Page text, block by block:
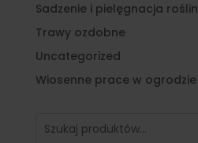
Sadzenie i pielęgnacja roślin
Trawy ozdobne
Uncategorized
Wiosenne prace w ogrodzie